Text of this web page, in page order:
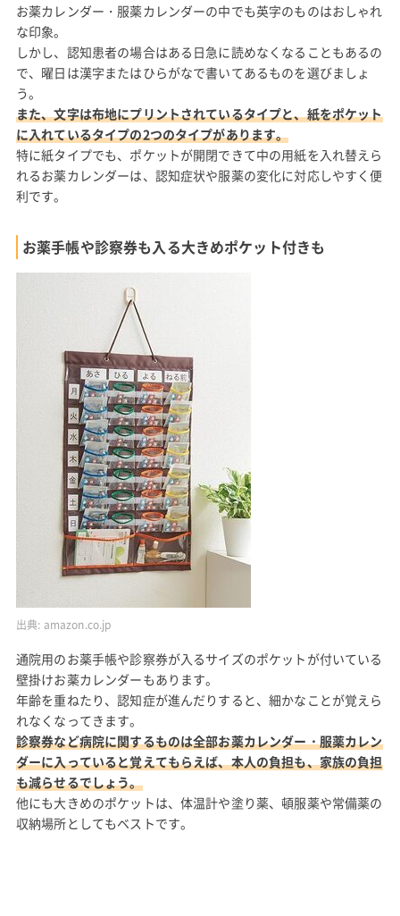
お薬カレンダー・服薬カレンダーの中でも英字のものはおしゃれ
な印象。
しかし、認知患者の場合はある日急に読めなくなることもあるの
で、曜日は漢字またはひらがなで書いてあるものを選びましょ
う。
また、文字は布地にプリントされているタイプと、紙をポケット
に入れているタイプの2つのタイプがあります。
特に紙タイプでも、ポケットが開閉できて中の用紙を入れ替えら
れるお薬カレンダーは、認知症状や服薬の変化に対応しやすく便
利です。
お薬手帳や診察券も入る大きめポケット付きも
出典: amazon.co.jp
通院用のお薬手帳や診察券が入るサイズのポケットが付いている
壁掛けお薬カレンダーもあります。
年齢を重ねたり、認知症が進んだりすると、細かなことが覚えら
れなくなってきます。
診察券など病院に関するものは全部お薬カレンダー・服薬カレン
ダーに入っていると覚えてもらえば、本人の負担も、家族の負担
も減らせるでしょう。
他にも大きめのポケットは、体温計や塗り薬、頓服薬や常備薬の
収納場所としてもベストです。